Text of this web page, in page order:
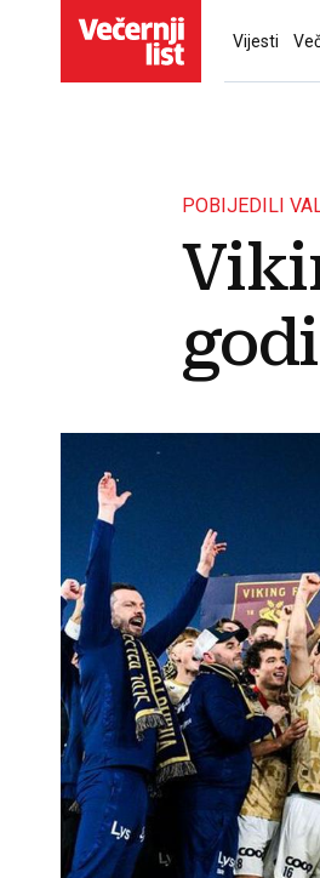
Vijesti
POBIJEDILI